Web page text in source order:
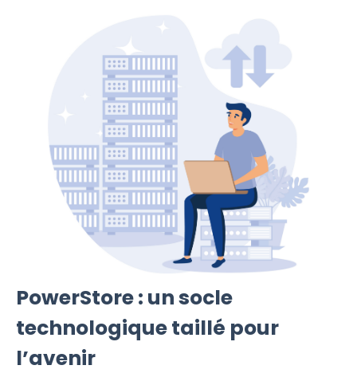
PowerStore : un socle
technologique taillé pour
l’avenir